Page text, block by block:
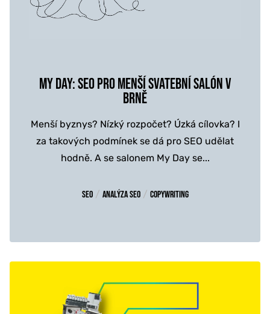
MY DAY: SEO PRO MENŠÍ SVATEBNÍ SALÓN V
BRNĚ
Menší byznys? Nízký rozpočet? Úzká cílovka? I
za takových podmínek se dá pro SEO udělat
hodně. A se salonem My Day se...
SEO / Analýza SEO / Copywriting